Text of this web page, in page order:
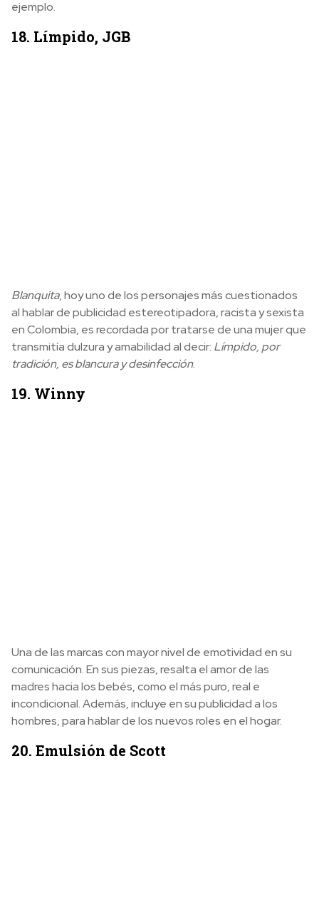
ejemplo.
18. Límpido, JGB
Blanquita, hoy uno de los personajes más cuestionados
al hablar de publicidad estereotipadora, racista y sexista
en Colombia, es recordada por tratarse de una mujer que
transmitía dulzura y amabilidad al decir: Límpido, por
tradición, es blancura y desinfección.
19. Winny
Una de las marcas con mayor nivel de emotividad en su
comunicación. En sus piezas, resalta el amor de las
madres hacia los bebés, como el más puro, real e
incondicional. Además, incluye en su publicidad a los
hombres, para hablar de los nuevos roles en el hogar.
20. Emulsión de Scott